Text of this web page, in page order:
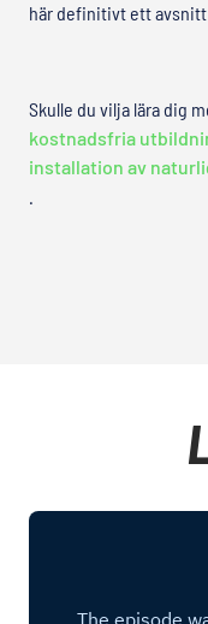
här definitivt ett avsnitt
Skulle du vilja lära dig
kostnadsfria
installation av